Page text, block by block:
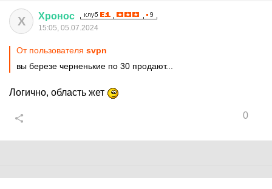
Х Хронос
15:05, 05.07.2024
От пользователя svpn
вы березе черненькие по 30 продают...
Логично, область жет
0